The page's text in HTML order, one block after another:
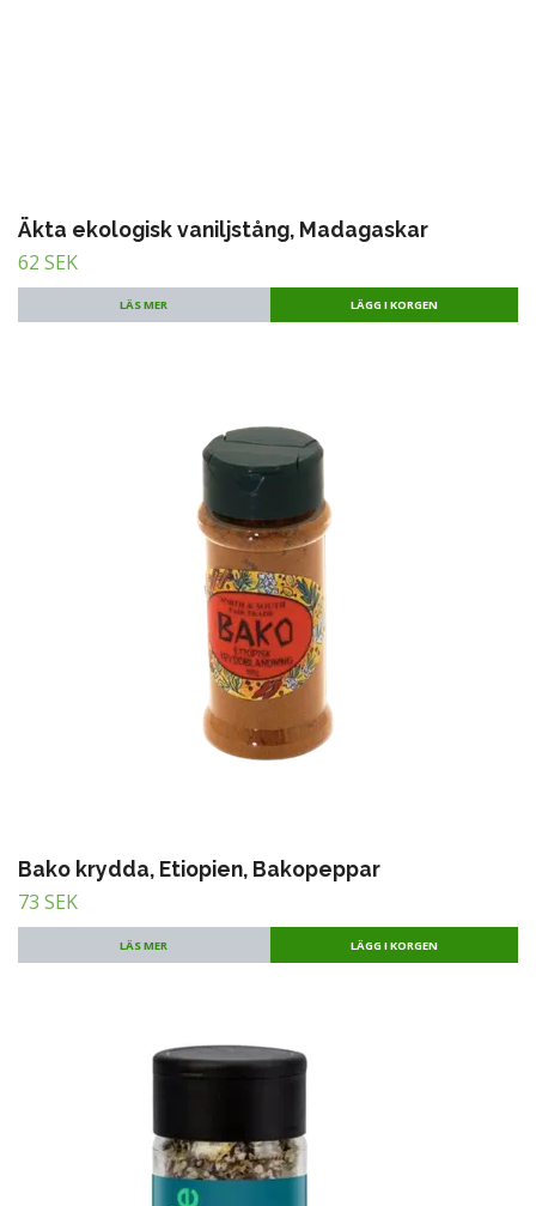
Äkta ekologisk vaniljstång, Madagaskar
62 SEK
LÄS MER
Bako krydda, Etiopien, Bakopeppar
73 SEK
LÄS MER